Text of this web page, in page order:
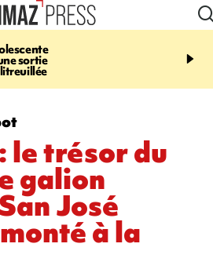
sortie
20:44
rouée de coups,
le trésor du
galion
José
à la